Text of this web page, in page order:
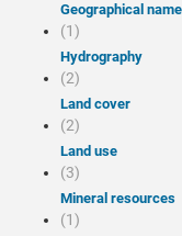
Geographical
(1)
Hydrography
(2)
Land cover
(2)
Land use
(3)
Mineral resources
(1)